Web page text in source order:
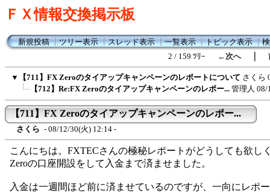
ＦＸ情報交換掲示板
新規投稿┃ツリー表示┃スレッド表示┃一覧表示┃トピック表示┃
2 / 159 ﾂﾘｰ
←次へ｜
▼ 【711】FX Zeroのタイアップキャンペーンのレポートについて さくら
【712】Re:FX Zeroのタイアップキャンペーンのレポー... 管理人 08/
【711】FX Zeroのタイアップキャンペーンのレポー...
さくら - 08/12/30(火) 12:14 -
こんにちは。FXTECさんの極秘レポートがどうしても欲し
Zeroの口座開設をして入金まで済ませました。
入金は一週間ほど前に済ませているのですが、一向にレポ